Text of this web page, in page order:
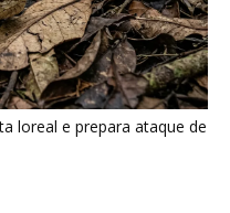
loreal e prepara ataque de